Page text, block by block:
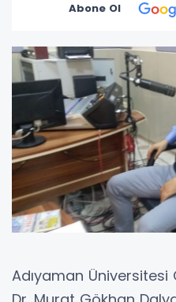
Abone Ol
Adıyaman